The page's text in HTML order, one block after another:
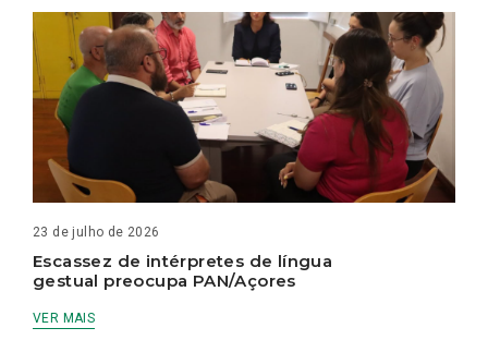
23 de julho de 2026
Escassez de intérpretes de língua
gestual preocupa PAN/Açores
VER MAIS